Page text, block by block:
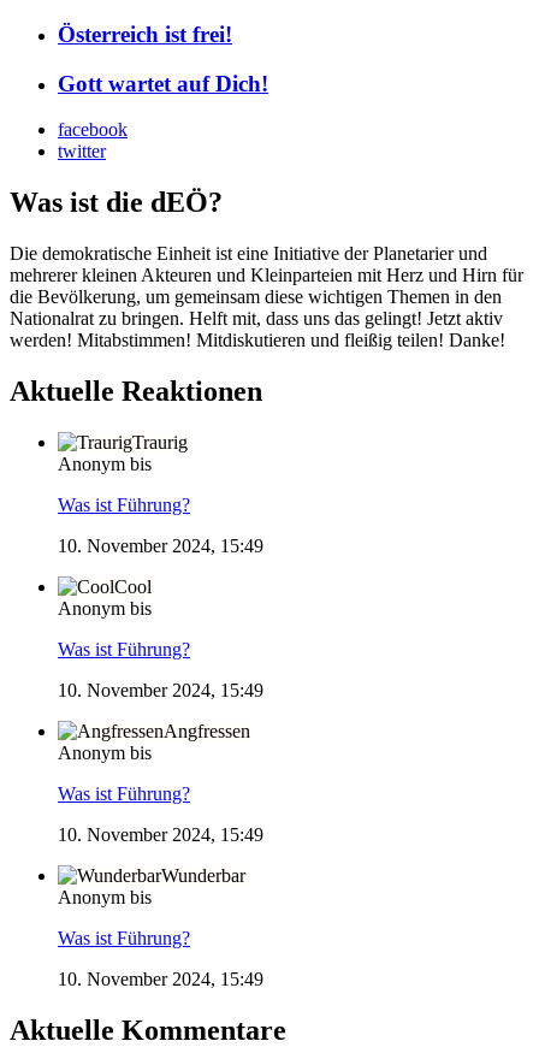
Österreich ist frei!
Gott wartet auf Dich!
facebook
twitter
Was ist die dEÖ?
Die demokratische Einheit ist eine Initiative der Planetarier und
mehrerer kleinen Akteuren und Kleinparteien mit Herz und Hirn für
die Bevölkerung, um gemeinsam diese wichtigen Themen in den
Nationalrat zu bringen. Helft mit, dass uns das gelingt! Jetzt aktiv
werden! Mitabstimmen! Mitdiskutieren und fleißig teilen! Danke!
Aktuelle Reaktionen
Traurig
Anonym bis
Was ist Führung?
10. November 2024, 15:49
Cool
Anonym bis
Was ist Führung?
10. November 2024, 15:49
Angfressen
Anonym bis
Was ist Führung?
10. November 2024, 15:49
Wunderbar
Anonym bis
Was ist Führung?
10. November 2024, 15:49
Aktuelle Kommentare